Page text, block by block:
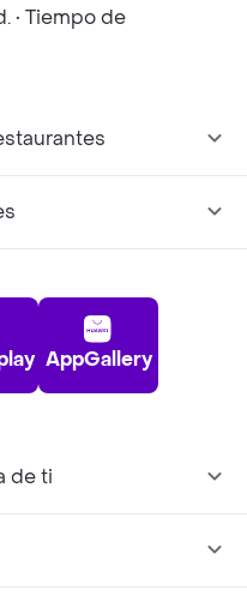
• Tiempo de
AppGallery
de ti